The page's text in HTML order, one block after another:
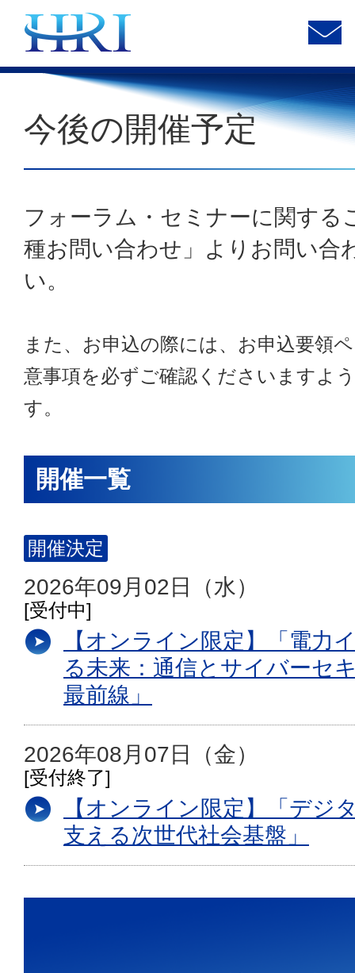
今後の開催予定
フォーラム・セミナーに関する
種お問い合わせ」よりお問い合
い。
また、お申込の際には、お申込要領
意事項を必ずご確認くださいますよ
す。
開催一覧
開催決定
2026年09月02日（水）
[受付中]
【オンライン限定】「電力
る未来：通信とサイバーセ
最前線」
2026年08月07日（金）
[受付終了]
【オンライン限定】「デジ
支える次世代社会基盤」